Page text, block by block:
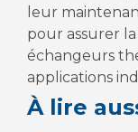
leur
pour assurer
échangeurs
applications
À lire